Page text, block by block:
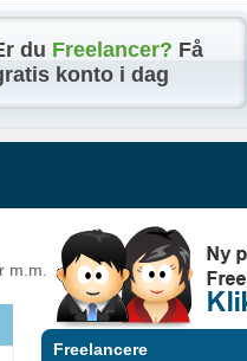
du Freelancer? Få
konto i dag
m.m.
Freelancere